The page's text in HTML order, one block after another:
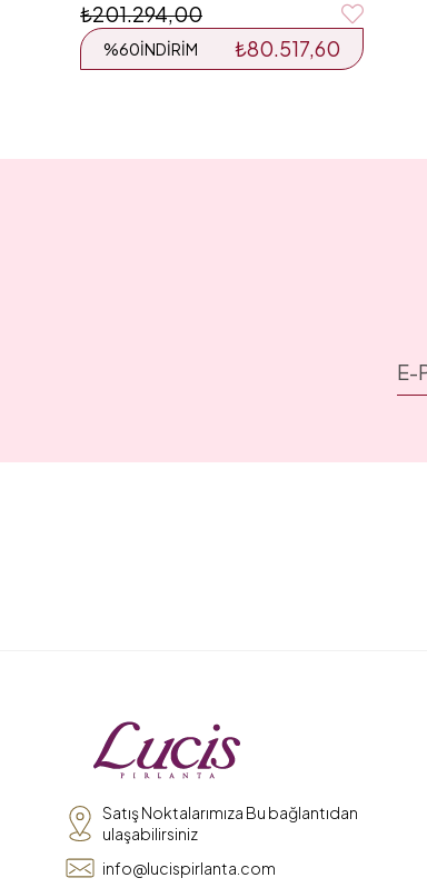
₺80.517,60
%60İNDIRIM
₺201.294,00
Satış Noktalarımıza Bu bağlantıdan
ulaşabilirsiniz
info@lucispirlanta.com